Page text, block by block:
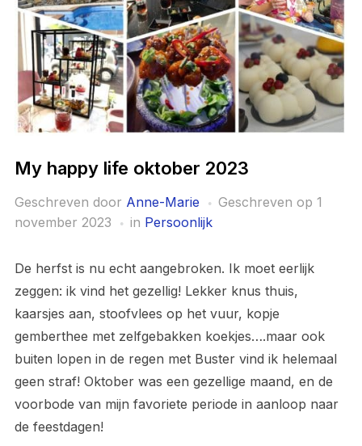
My happy life oktober 2023
Geschreven door Anne-Marie Geschreven op 1
november 2023
in Persoonlijk
De herfst is nu echt aangebroken. Ik moet eerlijk
zeggen: ik vind het gezellig! Lekker knus thuis,
kaarsjes aan, stoofvlees op het vuur, kopje
gemberthee met zelfgebakken koekjes….maar ook
buiten lopen in de regen met Buster vind ik helemaal
geen straf! Oktober was een gezellige maand, en de
voorbode van mijn favoriete periode in aanloop naar
de feestdagen!